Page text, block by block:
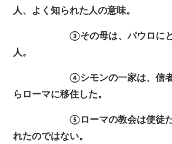
人、よく知られた人の意味。
③その母は、パウロにとっ
人。
④シモンの一家は、信者に
らローマに移住した。
⑤ローマの教会は使徒たち
れたのではない。